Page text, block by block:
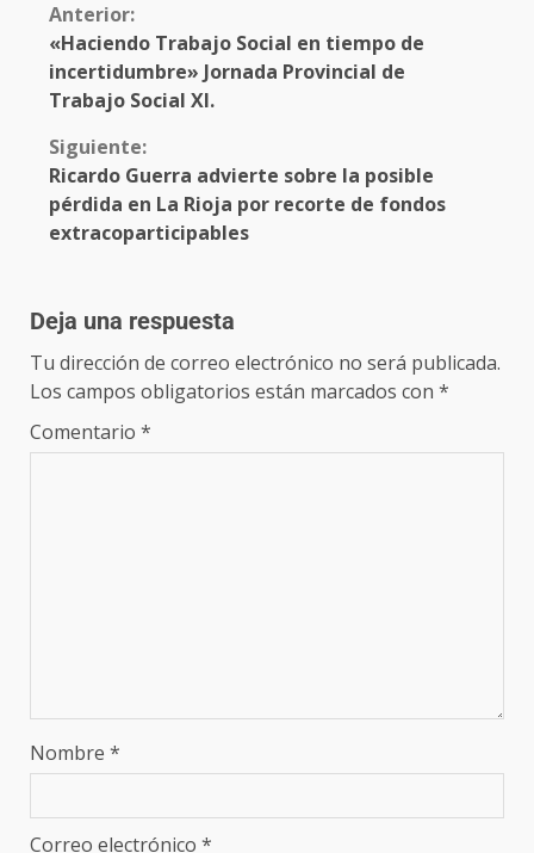
Anterior:
«Haciendo Trabajo Social en tiempo de
incertidumbre» Jornada Provincial de
Trabajo Social XI.
Siguiente:
Ricardo Guerra advierte sobre la posible
pérdida en La Rioja por recorte de fondos
extracoparticipables
Deja una respuesta
Tu dirección de correo electrónico no será publicada.
Los campos obligatorios están marcados con *
Comentario *
Nombre *
Correo electrónico *